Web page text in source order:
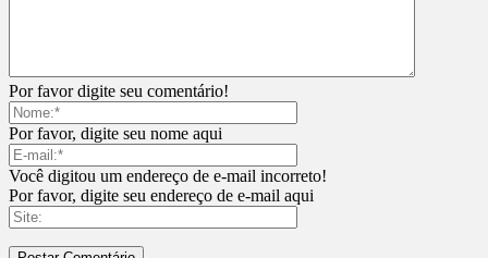
Por favor digite seu comentário!
Por favor, digite seu nome aqui
Você digitou um endereço de e-mail incorreto!
Por favor, digite seu endereço de e-mail aqui